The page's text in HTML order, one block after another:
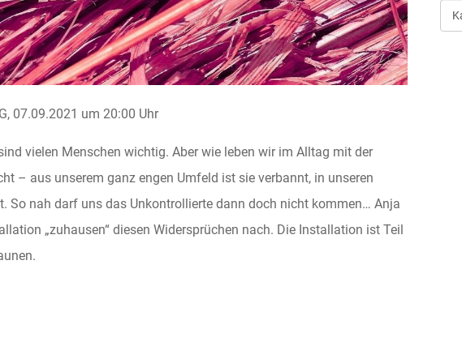
07.09.2021 um 20:00 Uhr
vielen Menschen wichtig. Aber wie leben wir im Alltag mit der
– aus unserem ganz engen Umfeld ist sie verbannt, in unseren
So nah darf uns das Unkontrollierte dann doch nicht kommen… Anja
„zuhausen“ diesen Widersprüchen nach. Die Installation ist Teil
Art
der